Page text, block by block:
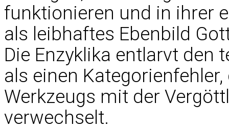
funktionieren und in ihrer
als leibhaftes Ebenbild
Die Enzyklika entlarvt
als einen
Werkzeugs mit der
verwechselt.